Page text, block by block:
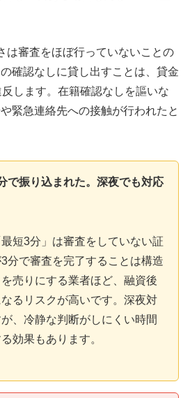
は審査をほぼ行っていないことの
確認なしに貸し出すことは、貸金
します。在籍確認なしを謳いな
緊急連絡先への接触が行われたと
で振り込まれた。深夜でも対応
最短3分」は審査をしていない証
分で審査を完了することは構造
を売りにする業者ほど、融資後
るリスクが高いです。深夜対
、冷静な判断がしにくい時間
効果もあります。